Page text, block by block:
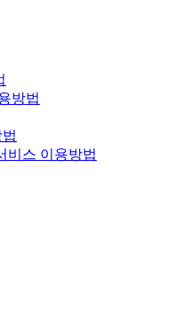
방법
비스 이용방법